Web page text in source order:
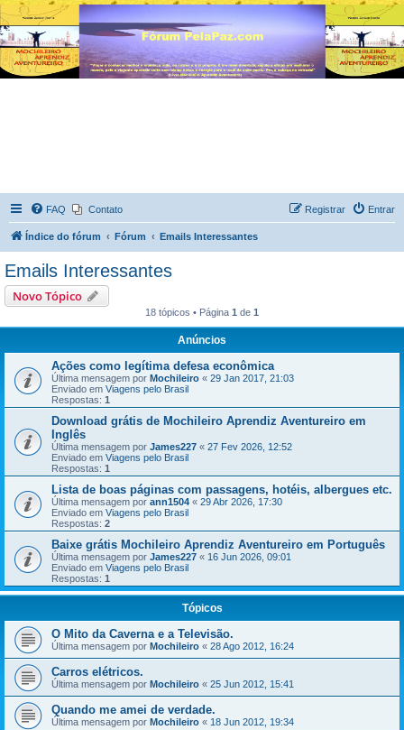
FAQ Contato Entrar
Registrar
Índice do fórum Fórum Emails Interessantes
Emails Interessantes
Novo Tópico
18 tópicos • Página 1 de 1
Anúncios
Ações como legítima defesa econômica
Última mensagem por Mochileiro « 29 Jan 2017, 21:03
Enviado em Viagens pelo Brasil
Respostas: 1
Download grátis de Mochileiro Aprendiz Aventureiro em
Inglês
Última mensagem por James227 « 27 Fev 2026, 12:52
Enviado em Viagens pelo Brasil
Respostas: 1
Lista de boas páginas com passagens, hotéis, albergues etc.
Última mensagem por ann1504 « 29 Abr 2026, 17:30
Enviado em Viagens pelo Brasil
Respostas: 2
Baixe grátis Mochileiro Aprendiz Aventureiro em Português
Última mensagem por James227 « 16 Jun 2026, 09:01
Enviado em Viagens pelo Brasil
Respostas: 1
Tópicos
O Mito da Caverna e a Televisão.
Última mensagem por Mochileiro « 28 Ago 2012, 16:24
Carros elétricos.
Última mensagem por Mochileiro « 25 Jun 2012, 15:41
Quando me amei de verdade.
Última mensagem por Mochileiro « 18 Jun 2012, 19:34